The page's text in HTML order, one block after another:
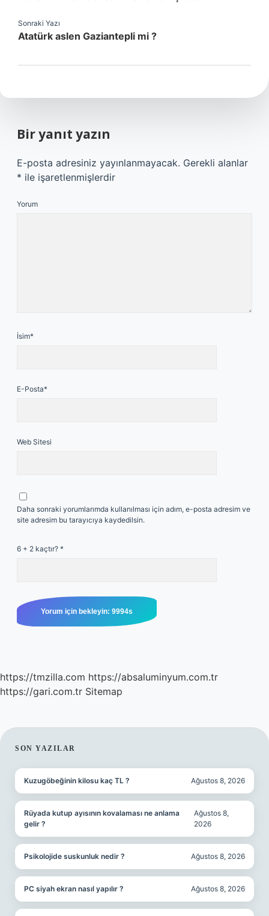
Sonraki Yazı
Atatürk aslen Gaziantepli mi ?
Bir yanıt yazın
E-posta adresiniz yayınlanmayacak. Gerekli alanlar
* ile işaretlenmişlerdir
Yorum
İsim*
E-Posta*
Web Sitesi
Daha sonraki yorumlarımda kullanılması için adım, e-posta adresim ve
site adresim bu tarayıcıya kaydedilsin.
6 + 2 kaçtır? *
https://tmzilla.com https://absaluminyum.com.tr
https://gari.com.tr Sitemap
SIDEBAR
SON YAZILAR
Kuzugöbeğinin kilosu kaç TL ? Ağustos 8, 2026
Rüyada kutup ayısının kovalaması ne anlama
gelir ?
Ağustos 8,
2026
Psikolojide suskunluk nedir ? Ağustos 8, 2026
PC siyah ekran nasıl yapılır ? Ağustos 8, 2026